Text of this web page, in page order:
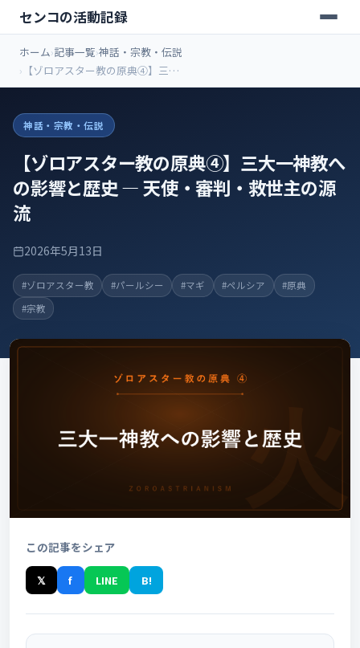
センコの活動記録
ホーム 記事一覧 神話・宗教・伝説
【ゾロアスター教の原典④】三大
一神教への影響と歴史 ― 天使・審
神話・宗教・伝説
【ゾロアスター教の原典④】三大一神教へ
の影響と歴史 ― 天使・審判・救世主の源
流
2026年5月13日
#ゾロアスター教 #パールシー #マギ #ペルシア
#原典
#宗教
この記事をシェア
𝕏 f LINE B!